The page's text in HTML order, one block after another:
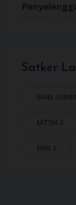
Satker
MAN
MTSN 2
MIN 2